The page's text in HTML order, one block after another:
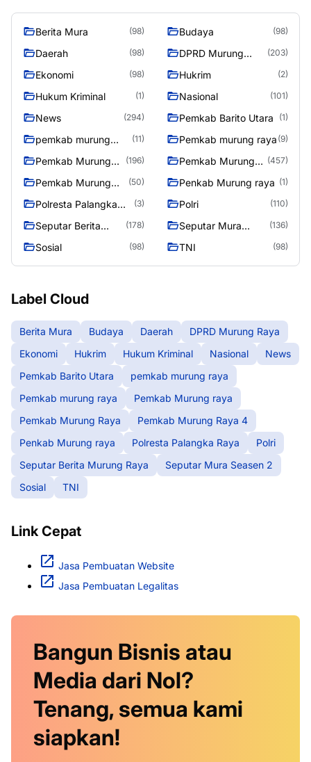
Berita Mura (98) Budaya (98)
Daerah (98)
DPRD Murung
(203)
Ekonomi (98) Hukrim (2)
Hukum Kriminal (1) Nasional (101)
News (294) Pemkab Barito Utara (1)
pemkab murung
(11) Pemkab murung raya (9)
Pemkab Murung
(196)
Pemkab Murung
(457)
Pemkab Murung
(50) Penkab Murung raya (1)
Polresta Palangka
(3) Polri (110)
Seputar Berita
(178)
Seputar Mura
(136)
Sosial (98) TNI (98)
Label Cloud
Berita Mura Budaya Daerah
DPRD Murung Raya
Ekonomi
Hukrim Hukum Kriminal Nasional
News
Pemkab Barito Utara
pemkab murung raya
Pemkab murung raya
Pemkab Murung raya
Pemkab Murung Raya
Pemkab Murung Raya 4
Penkab Murung raya
Polresta Palangka Raya
Polri
Seputar Berita Murung Raya
Seputar Mura Seasen 2
Sosial
TNI
Link Cepat
Jasa Pembuatan Website
Jasa Pembuatan Legalitas
Bangun Bisnis atau
Media dari Nol?
Tenang, semua kami
siapkan!